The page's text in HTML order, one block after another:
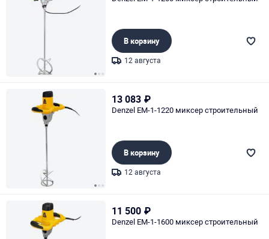
В корзину
12 августа
13 083 ₽
Denzel EM-1-1220 миксер строительный
В корзину
12 августа
11 500 ₽
Denzel EM-1-1600 миксер строительный